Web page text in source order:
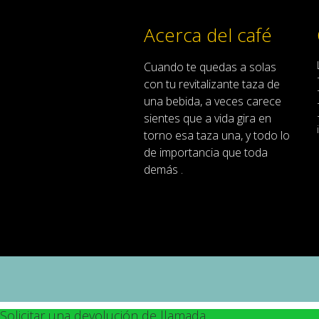
Acerca del café
Cuando te quedas a solas
con tu revitalizante taza de
una bebida, a veces carece
sientes que a vida gira en
torno esa taza una,ytodo lo
de importancia que toda
demás .
Solicitar una devolución de llamada